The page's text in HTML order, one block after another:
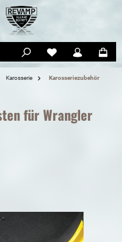
Karosserie Karosseriezubehör
für Wrangler